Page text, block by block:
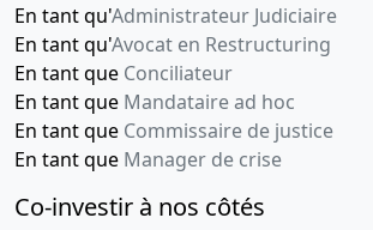
En tant qu'Administrateur Judiciaire
En tant qu'Avocat en Restructuring
En tant que Conciliateur
En tant que Mandataire ad hoc
En tant que Commissaire de justice
En tant que Manager de crise
Co-investir à nos côtés